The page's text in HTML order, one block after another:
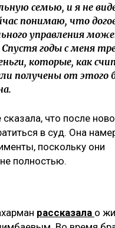
семью, и я не
понимаю, что
управления
годы с меня
которые, как
получены от этого
что после
в суд. Она
поскольку они
полностью.
рассказала о